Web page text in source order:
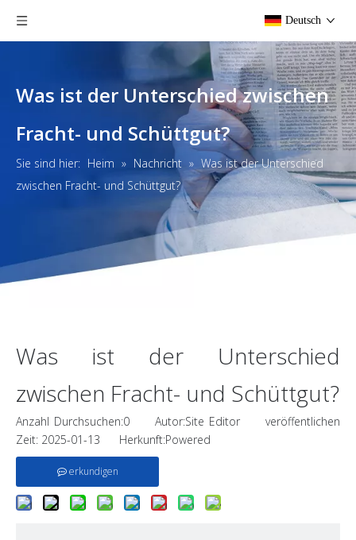
Deutsch
Was ist der Unterschied zwischen
Fracht- und Schüttgut?
Sie sind hier: Heim » Nachricht » Was ist der Unterschied
zwischen Fracht- und Schüttgut?
Was ist der Unterschied
zwischen Fracht- und Schüttgut?
Anzahl Durchsuchen:0 Autor:Site Editor veröffentlichen
Zeit: 2025-01-13 Herkunft:Powered
erkundigen